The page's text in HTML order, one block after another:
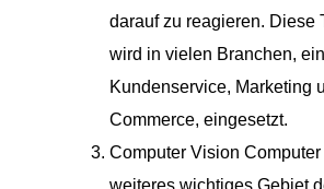
darauf zu reagieren. Diese
wird in vielen Branchen,
Kundenservice, Marketing
Commerce, eingesetzt.
Computer Vision